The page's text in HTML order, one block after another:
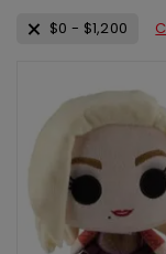
$0 - $1,200